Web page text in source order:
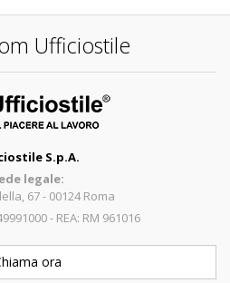
Ufficiostile
S.p.A.
legale:
67 - 00124 Roma
- REA: RM 961016
ora